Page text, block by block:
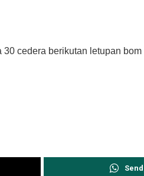
cedera berikutan letupan
Send